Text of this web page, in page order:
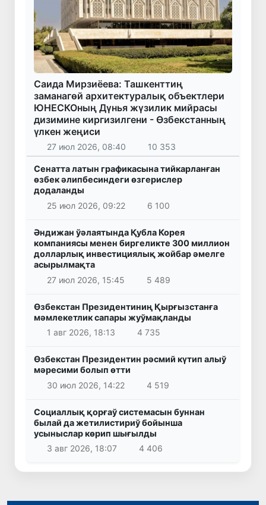
Саида Мирзиёева: Ташкенттиң
заманагөй архитектуралық объектлери
ЮНЕСКОның Дүнья жүзилик мийрасы
дизимине киргизилгени - Өзбекстанның
үлкен жеңиси
27 июл 2026, 08:40 10 353
Сенатта латын графикасына тийкарланған
өзбек әлипбесиндеги өзгерислер
додаланды
25 июл 2026, 09:22
6 100
Әндижан ўәлаятында Қубла Корея
компаниясы менен биргеликте 300 миллион
долларлық инвестициялық жойбар әмелге
асырылмақта
27 июл 2026, 15:45
5 489
Өзбекстан Президентиниң Қырғызстанға
мәмлекетлик сапары жуўмақланды
1 авг 2026, 18:13
4 735
Өзбекстан Президентин рәсмий күтип алыў
мәресими болып өтти
30 июл 2026, 14:22
4 519
Социаллық қорғаў системасын буннан
былай да жетилистириў бойынша
усыныслар көрип шығылды
3 авг 2026, 18:07
4 406